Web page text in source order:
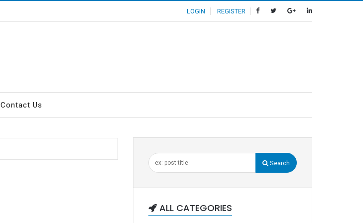
LOGIN REGISTER
Contact Us
Search
ALL CATEGORIES